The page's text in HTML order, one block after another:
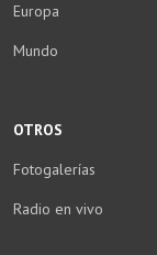
Europa
Mundo
OTROS
Fotogalerías
Radio en vivo